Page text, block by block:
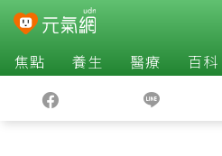
焦點 養生 醫療 百科